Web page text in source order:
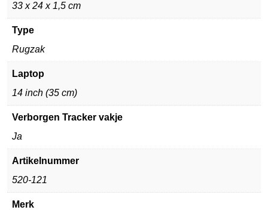
33 x 24 x 1,5 cm
Type
Rugzak
Laptop
14 inch (35 cm)
Verborgen Tracker vakje
Ja
Artikelnummer
520-121
Merk